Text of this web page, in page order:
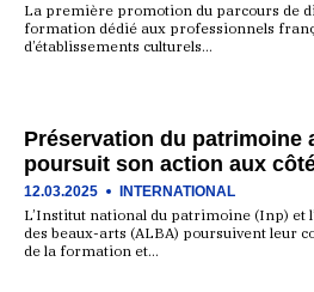
La première promotion du parcours de
formation dédié aux professionnels
d’établissements culturels…
Préservation du patrimoine
poursuit son action aux
12.03.2025 INTERNATIONAL
L’Institut national du patrimoine (Inp) et
des beaux-arts (ALBA) poursuivent leur
de la formation et…